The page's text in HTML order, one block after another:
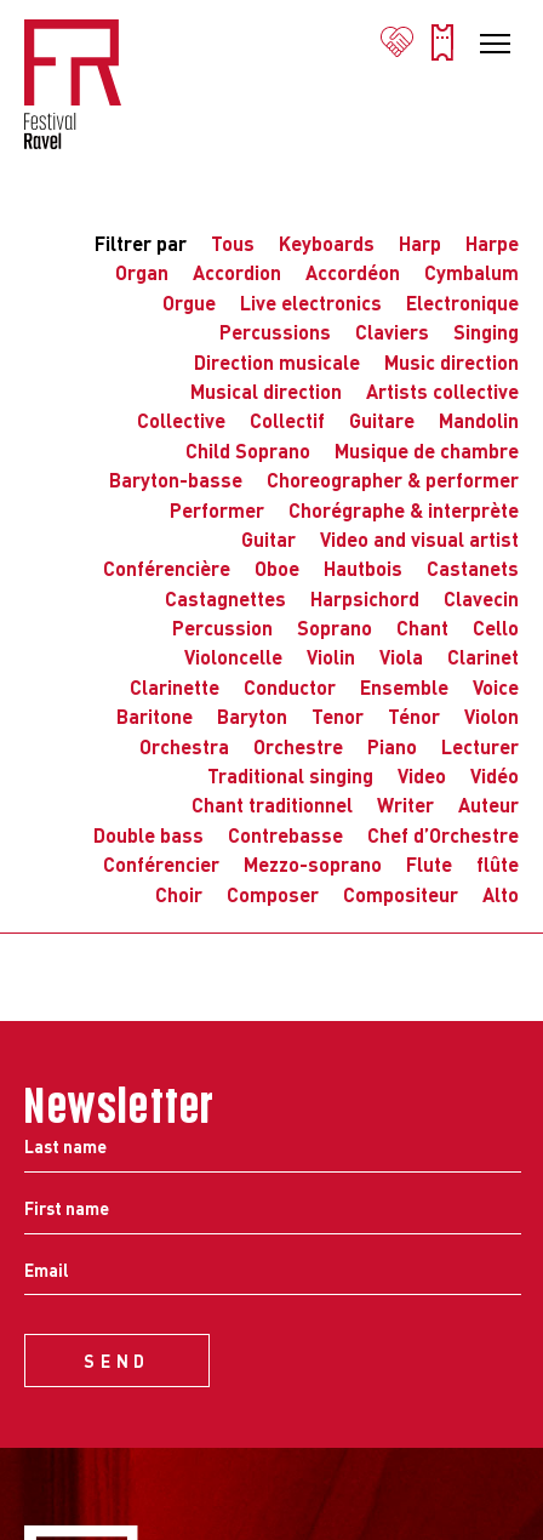
Filtrer par Tous Keyboards Harp
Harpe
Organ
Accordion Accordéon
Cymbalum
Orgue
Live electronics
Electronique
Percussions
Claviers
Singing
Direction musicale
Music direction
Musical direction
Artists collective
Collective
Collectif Guitare
Mandolin
Child Soprano
Musique de chambre
Baryton-basse
Choreographer & performer
Performer
Chorégraphe & interprète
Guitar
Video and visual artist
Conférencière
Oboe Hautbois
Castanets
Castagnettes
Harpsichord
Clavecin
Percussion
Soprano Chant
Cello
Violoncelle
Violin Viola
Clarinet
Clarinette
Conductor Ensemble
Voice
Baritone
Baryton Tenor Ténor
Violon
Orchestra
Orchestre Piano
Lecturer
Traditional singing
Video
Vidéo
Chant traditionnel
Writer
Auteur
Double bass
Contrebasse
Chef d’Orchestre
Conférencier
Mezzo-soprano Flute
flûte
Choir
Composer Compositeur Alto
Newsletter